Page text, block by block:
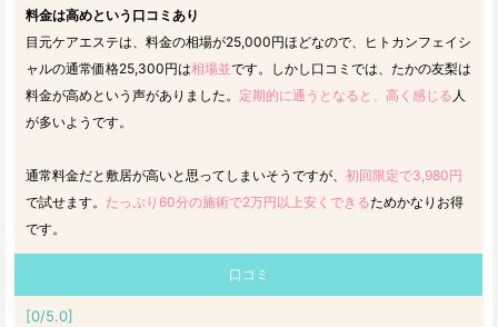
料金は高めという口コミあり
目元ケアエステは、料金の相場が25,000円ほどなので、ヒトカンフェイシ
ャルの通常価格25,300円は相場並です。しかし口コミでは、たかの友梨は
料金が高めという声がありました。 定期的に通うとなると、高く感じる 人
が多いようです。
通常料金だと敷居が高いと思ってしまいそうですが、 初回限定で3,980円
で試せます。 たっぷり60分の施術で2万円以上安くできるためかなりお得
です。
口コミ
[0/5.0]